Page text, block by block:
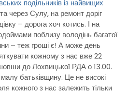
подільників із найвищих
через Сулу, на ремонт доріг
– дорога хоч котись. І на
поблизу володінь багатої
– теж гроші є! А може день
кожному з нас вже 22
до Лохвицької РДА о 13.00.
батьківщину. Це не високі
кожного з нас залежить тільки